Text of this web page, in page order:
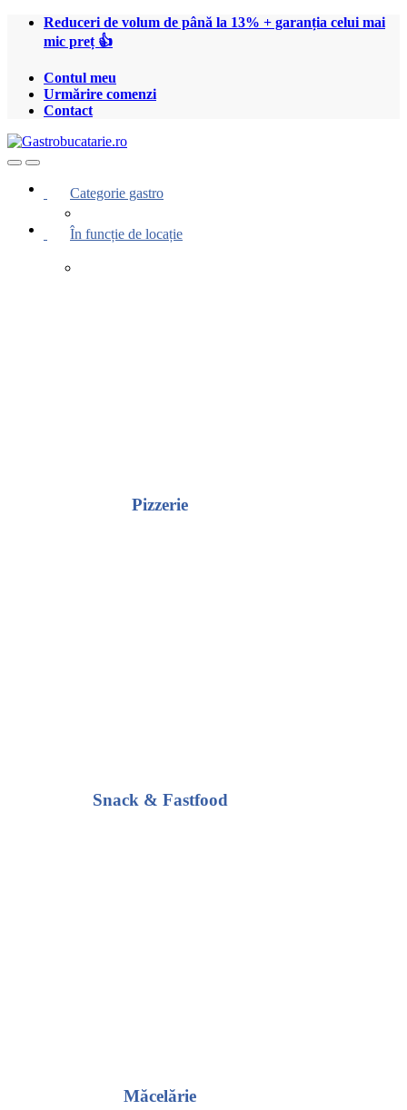
Treci
Treci
Reduceri de volum de până la 13% + garanția celui mai
mic preț 👍
Contul meu
Urmărire comenzi
Contact
OpenClose
Categorie gastro
În funcție de locație
Pizzerie
Snack & Fastfood
Măcelărie